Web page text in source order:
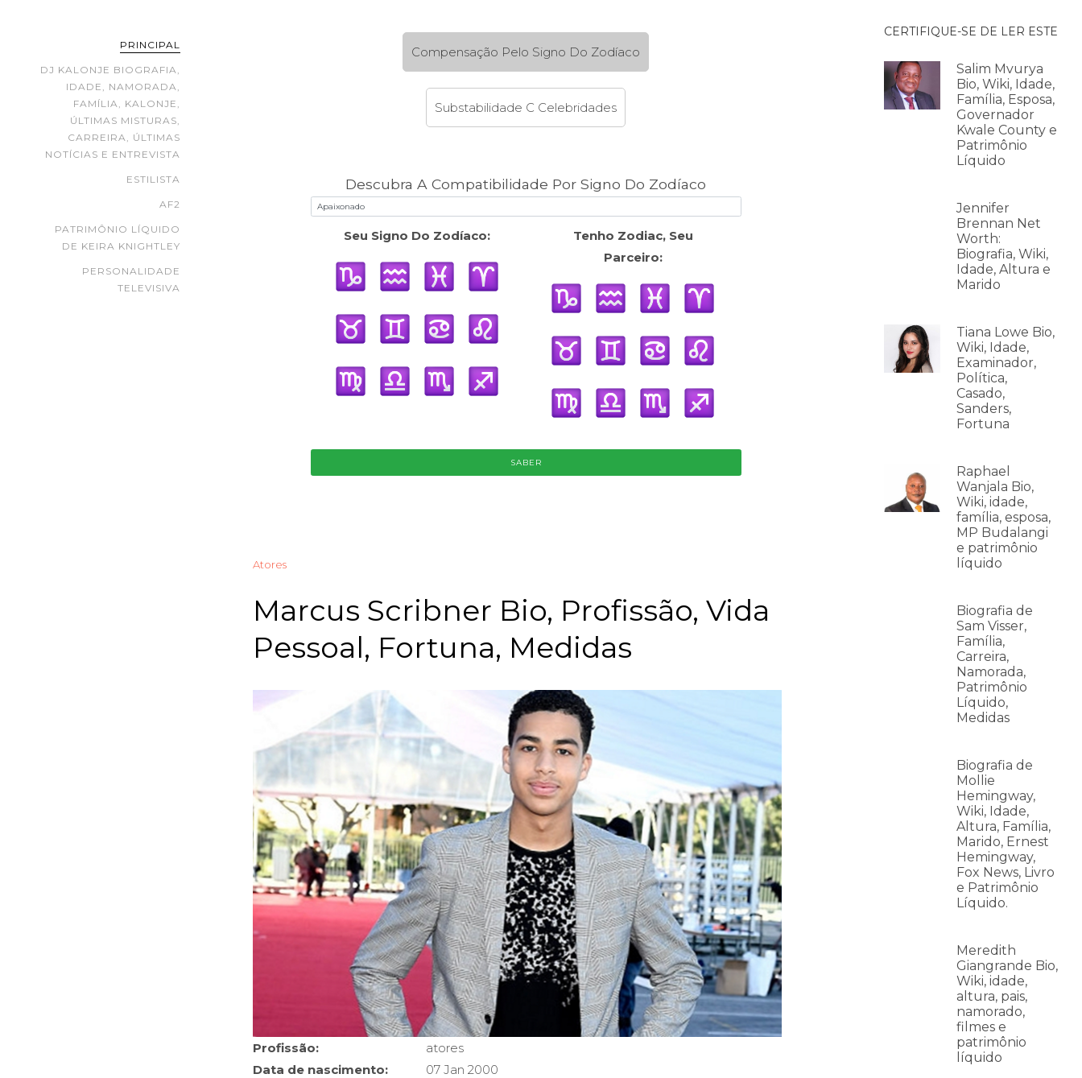
PRINCIPAL
DJ KALONJE BIOGRAFIA,
IDADE, NAMORADA,
FAMÍLIA, KALONJE,
ÚLTIMAS MISTURAS,
CARREIRA, ÚLTIMAS
NOTÍCIAS E ENTREVISTA
ESTILISTA
AF2
PATRIMÔNIO LÍQUIDO
DE KEIRA KNIGHTLEY
PERSONALIDADE
TELEVISIVA
Compensação Pelo Signo Do Zodíaco
Substabilidade C Celebridades
Descubra A Compatibilidade Por Signo Do Zodíaco
Seu Signo Do Zodíaco:
Tenho Zodiac, Seu
Parceiro:
SABER
Atores
Marcus Scribner Bio, Profissão, Vida
Pessoal, Fortuna, Medidas
Profissão:
atores
Data de nascimento:
07 Jan 2000
CERTIFIQUE-SE DE LER ESTE
Salim Mvurya
Bio, Wiki, Idade,
Família, Esposa,
Governador
Kwale County e
Patrimônio
Líquido
Jennifer
Brennan Net
Worth:
Biografia, Wiki,
Idade, Altura e
Marido
Tiana Lowe Bio,
Wiki, Idade,
Examinador,
Política,
Casado,
Sanders,
Fortuna
Raphael
Wanjala Bio,
Wiki, idade,
família, esposa,
MP Budalangi
e patrimônio
líquido
Biografia de
Sam Visser,
Família,
Carreira,
Namorada,
Patrimônio
Líquido,
Medidas
Biografia de
Mollie
Hemingway,
Wiki, Idade,
Altura, Família,
Marido, Ernest
Hemingway,
Fox News, Livro
e Patrimônio
Líquido.
Meredith
Giangrande Bio,
Wiki, idade,
altura, pais,
namorado,
filmes e
patrimônio
líquido